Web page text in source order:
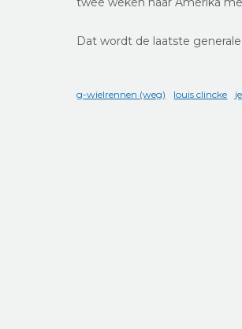
Dat wordt de laatste
g-wielrennen (weg) louis clincke